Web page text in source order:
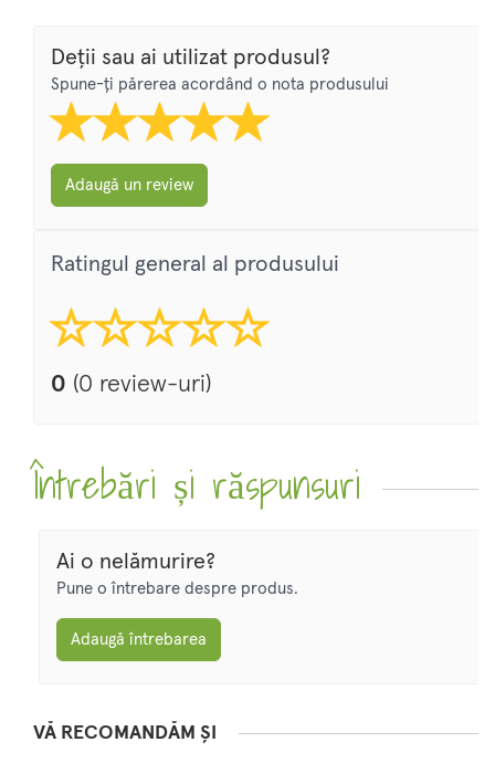
Deții sau ai utilizat produsul?
Spune-ți părerea acordând o nota produsului
Adaugă un review
Ratingul general al produsului
0 (0 review-uri)
Întrebări și răspunsuri
Ai o nelămurire?
Pune o întrebare despre produs.
Adaugă întrebarea
VĂ RECOMANDĂM ȘI